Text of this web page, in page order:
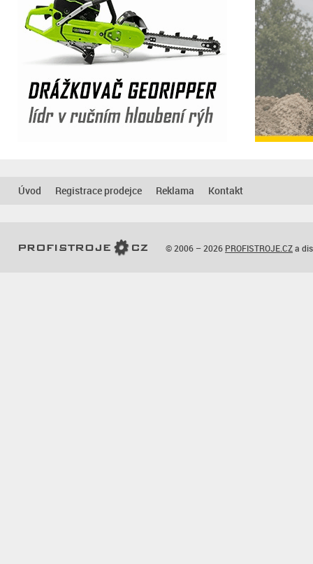
Úvod Registrace prodejce Reklama Kontakt
© 2006 – 2026 PROFISTROJE.CZa